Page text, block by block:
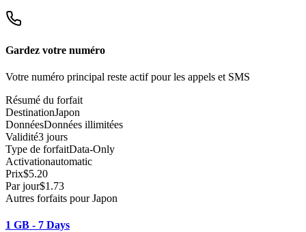
Gardez votre numéro
Votre numéro principal reste actif pour les appels et SMS
Résumé du forfait
DestinationJapon
DonnéesDonnées illimitées
Validité3 jours
Type de forfaitData-Only
Activationautomatic
Prix$5.20
Par jour$1.73
Autres forfaits pour Japon
1 GB - 7 Days